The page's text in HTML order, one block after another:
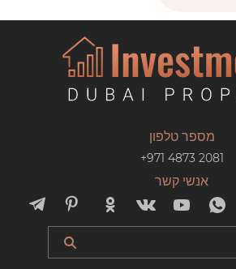
מספר טלפון
+971 4873 2081
אנשי קשר